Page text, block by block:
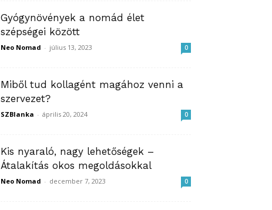
Gyógynövények a nomád élet
szépségei között
Neo Nomad - július 13, 2023 0
Miből tud kollagént magához venni a
szervezet?
SZBlanka - április 20, 2024 0
Kis nyaraló, nagy lehetőségek –
Átalakítás okos megoldásokkal
Neo Nomad - december 7, 2023 0